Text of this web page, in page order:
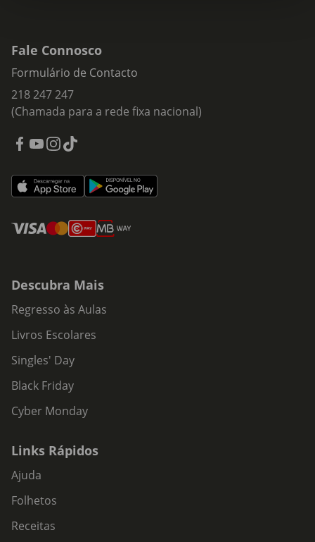
Fale Connosco
Formulário de Contacto
218 247 247
(Chamada para a rede fixa nacional)
Descubra Mais
Regresso às Aulas
Livros Escolares
Singles' Day
Black Friday
Cyber Monday
Links Rápidos
Ajuda
Folhetos
Receitas